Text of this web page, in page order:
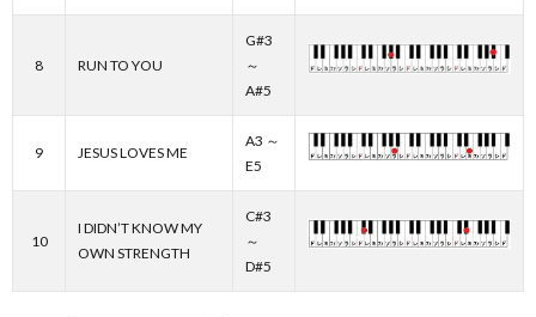
8 RUN TO YOU
G#3
～
A#5
9 JESUS LOVES ME
A3 ～
E5
10
I DIDN’T KNOW MY
OWN STRENGTH
C#3
～
D#5